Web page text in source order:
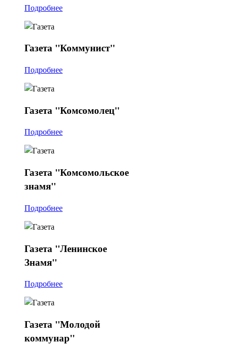
Подробнее
Газета "Коммунист"
Подробнее
Газета "Комсомолец"
Подробнее
Газета "Комсомольское
знамя"
Подробнее
Газета "Ленинское
Знамя"
Подробнее
Газета "Молодой
коммунар"